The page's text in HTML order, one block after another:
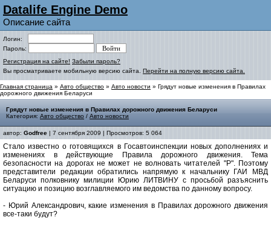
Datalife Engine Demo
Описание сайта
Логин:
Пароль:
Регистрация на сайте! Забыли пароль?
Вы просматриваете мобильную версию сайта. Перейти на полную версию сайта.
Главная страница » Авто общество » Авто новости » Грядут новые изменения в Правилах
дорожного движения Беларуси
Грядут новые изменения в Правилах дорожного движения Беларуси
Категория: Авто общество / Авто новости
автор: Godfree | 7 сентября 2009 | Просмотров: 5 064
Стало известно о готовящихся в Госавтоинспекции новых дополнениях и
изменениях в действующие Правила дорожного движения. Тема
безопасности на дорогах не может не волновать читателей "Р". Поэтому
представители редакции обратились напрямую к начальнику ГАИ МВД
Беларуси полковнику милиции Юрию ЛИТВИНУ с просьбой разъяснить
ситуацию и позицию возглавляемого им ведомства по данному вопросу.
- Юрий Александрович, какие изменения в Правилах дорожного движения
все-таки будут?